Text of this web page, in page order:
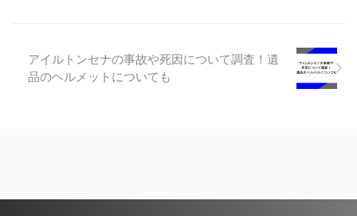
かがでしょうか。 堤優威のプロ
フィール 1995年9月9日生まれの
アイルトンセナの事故や死因について調査！遺
品のヘルメットについても